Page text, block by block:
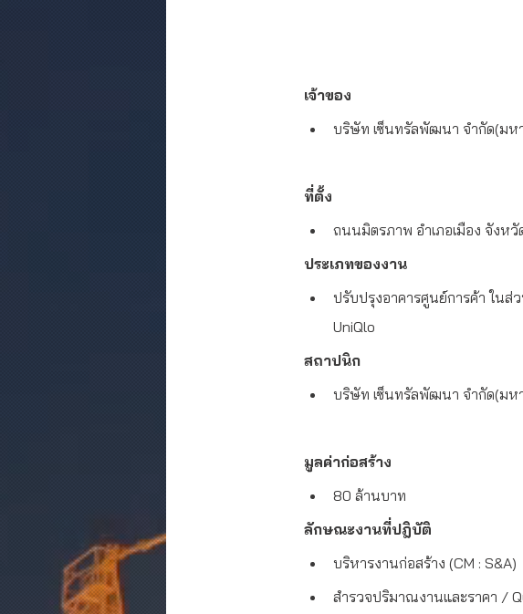
เจ้าของ
บริษัท เซ็นทรัลพัฒนา จำกัด(มห
ที่ตั้ง
ถนนมิตรภาพ อำเภอเมือง จังห
ประเภทของงาน
ปรับปรุงอาคารศูนย์การค้า ในส่
UniQlo
สถาปนิก
บริษัท เซ็นทรัลพัฒนา จำกัด(มห
มูลค่าก่อสร้าง
ลักษณะงานที่ปฎิบัติ
บริหารงานก่อสร้าง (CM : S&A)
สำรวจปริมาณงานและราคา /